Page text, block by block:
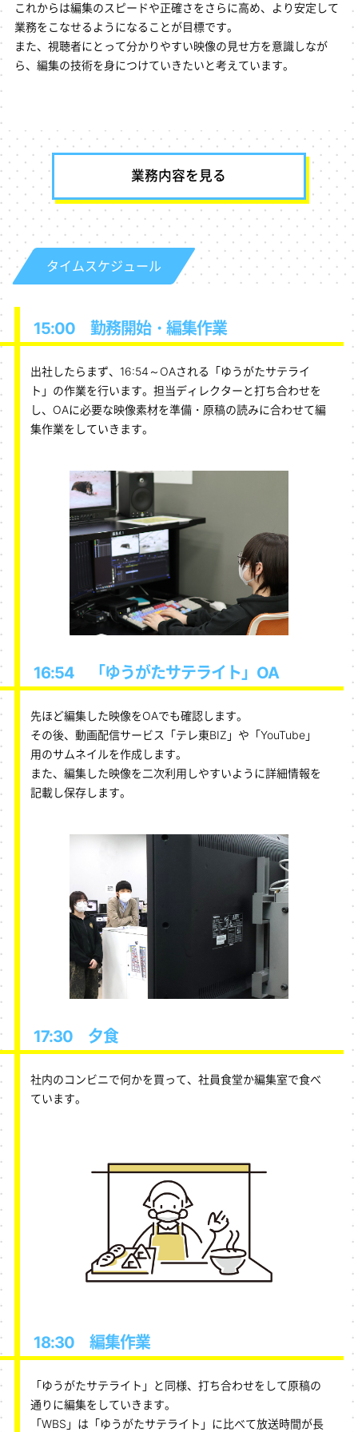
これからは編集のスピードや正確さをさらに高め、より安定して
業務をこなせるようになることが目標です。
また、視聴者にとって分かりやすい映像の見せ方を意識しなが
ら、編集の技術を身につけていきたいと考えています。
業務内容を見る
タイムスケジュール
15:00 勤務開始・編集作業
出社したらまず、16:54～OAされる「ゆうがたサテライ
ト」の作業を行います。担当ディレクターと打ち合わせを
し、OAに必要な映像素材を準備・原稿の読みに合わせて編
集作業をしていきます。
16:54 「ゆうがたサテライト」OA
先ほど編集した映像をOAでも確認します。
その後、動画配信サービス「テレ東BIZ」や「YouTube」
用のサムネイルを作成します。
また、編集した映像を二次利用しやすいように詳細情報を
記載し保存します。
17:30 夕食
社内のコンビニで何かを買って、社員食堂か編集室で食べ
ています。
18:30 編集作業
「ゆうがたサテライト」と同様、打ち合わせをして原稿の
通りに編集をしていきます。
「WBS」は「ゆうがたサテライト」に比べて放送時間が長